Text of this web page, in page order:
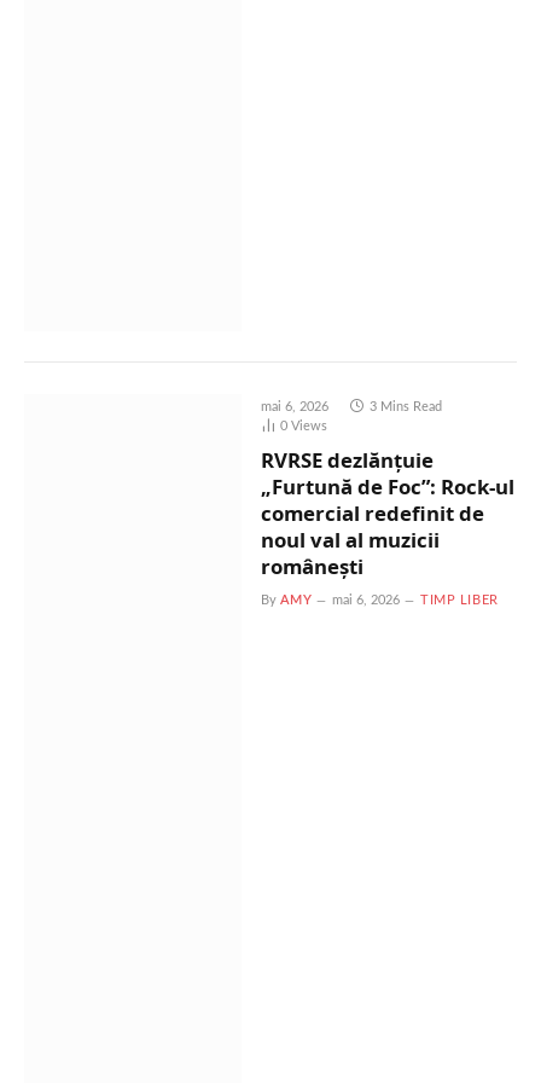
mai 6, 2026
3 Mins Read
0 Views
RVRSE dezlănțuie
„Furtună de Foc”: Rock-ul
comercial redefinit de
noul val al muzicii
românești
By AMY mai 6, 2026 TIMP LIBER